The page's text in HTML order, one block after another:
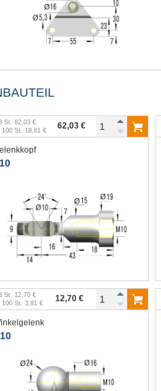
St. 62,03 €
100 St. 18,61 € 62,03 €
St. 12,70 €
100 St. 3,81 € 12,70 €